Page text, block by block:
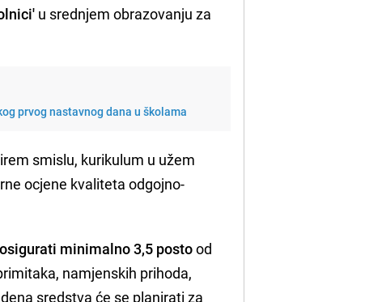
u srednjem obrazovanju za
prvog nastavnog dana u školama
smislu, kurikulum u užem
ocjene kvaliteta odgojno-
osigurati minimalno 3,5 postood
namjenskih prihoda,
sredstva će se planirati za